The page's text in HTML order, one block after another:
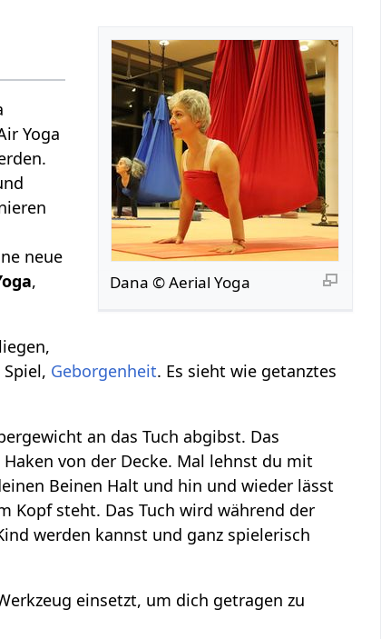
Dana © Aerial Yoga
Yoga
neue
,
Spiel, Geborgenheit. Es sieht wie getanztes
an das Tuch abgibst. Das
von der Decke. Mal lehnst du mit
Beinen Halt und hin und wieder lässt
Kopf steht. Das Tuch wird während der
werden kannst und ganz spielerisch
einsetzt, um dich getragen zu